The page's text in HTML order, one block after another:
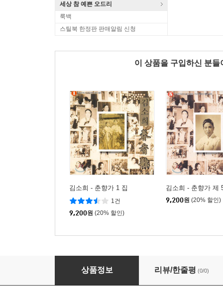
세상 참 예쁜 오드리
룩백
스틸북 한정판 판매알림 신청
이 상품을 구입하신 분
김소희 - 춘향가 1 집
1건
9,200원 (20% 할인)
김소희 - 춘향가 제
9,200원 (20% 할인)
김소희 - 춘향가 제 2 집
상품정보 리뷰/한줄평 (0/0)